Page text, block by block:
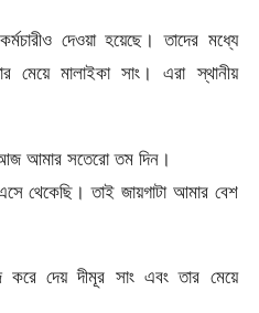
দেওয়া হয়েছে। তাদের মধ্যে
মালাইকা সাং। এরা স্থানীয়
আমার সতেরো তম দিন।
থেকেছি। তাই জায়গাটা আমার বেশ
দেয় দীমূর সাং এবং তার মেয়ে